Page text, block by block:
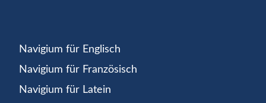
Navigium für Englisch
Navigium für Französisch
Navigium für Latein